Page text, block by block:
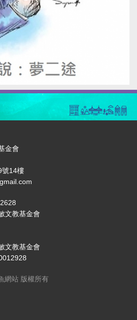
金會
號14樓
文教基金會
文教基金會
網站 版權所有